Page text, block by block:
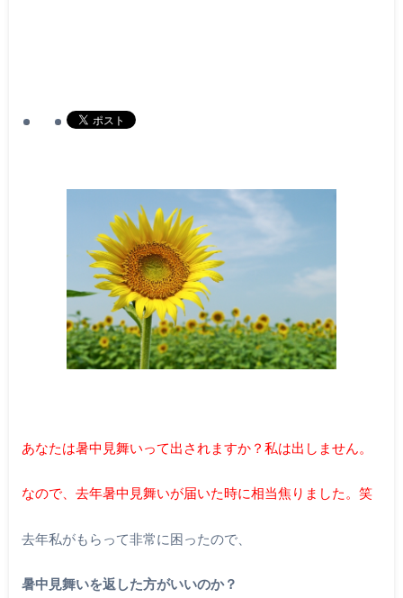
あなたは暑中見舞いって出されますか？私は出しません。
なので、去年暑中見舞いが届いた時に相当焦りました。笑
去年私がもらって非常に困ったので、
暑中見舞いを返した方がいいのか？